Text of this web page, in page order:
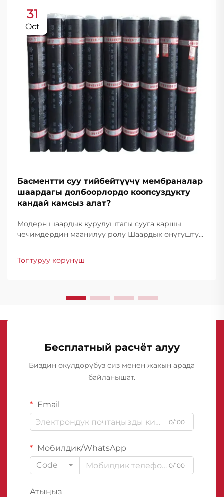
31
Oct
Басментти суу тийбейтүүчү мембраналар
шаардагы долбоорлордо коопсуздукту
кандай камсыз алат?
Модерн шаардык курулуштагы сууга каршы
чечимдердин маанилүү ролу Шаардык өнүгүштүн
конструкциялык бүтүндүккө ири бөлүк болуп
Топтуруу көрүнүш
Бесплатный расчёт алуу
Биздин өкүлдөрүбүз сиз менен жакын арада
байланышат.
Email
0/100
Мобилдик/WhatsApp
Code
0/100
Атыңыз